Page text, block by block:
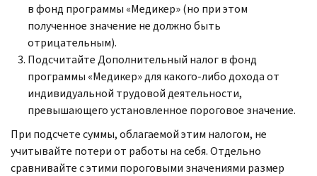
в фонд программы «Медикер» (но при этом
полученное значение не должно быть
отрицательным).
Подсчитайте Дополнительный налог в фонд
программы «Медикер» для какого-либо дохода от
индивидуальной трудовой деятельности,
превышающего установленное пороговое значение.
При подсчете суммы, облагаемой этим налогом, не
учитывайте потери от работы на себя. Отдельно
сравнивайте с этими пороговыми значениями размер